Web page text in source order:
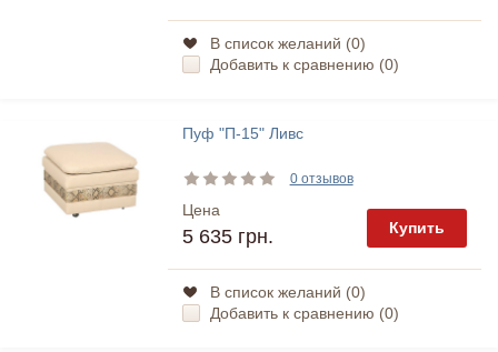
В список желаний (0)
Добавить к сравнению (0)
Пуф "П-15" Ливс
0 отзывов
Цена
5 635 грн. Купить
В список желаний (0)
Добавить к сравнению (0)